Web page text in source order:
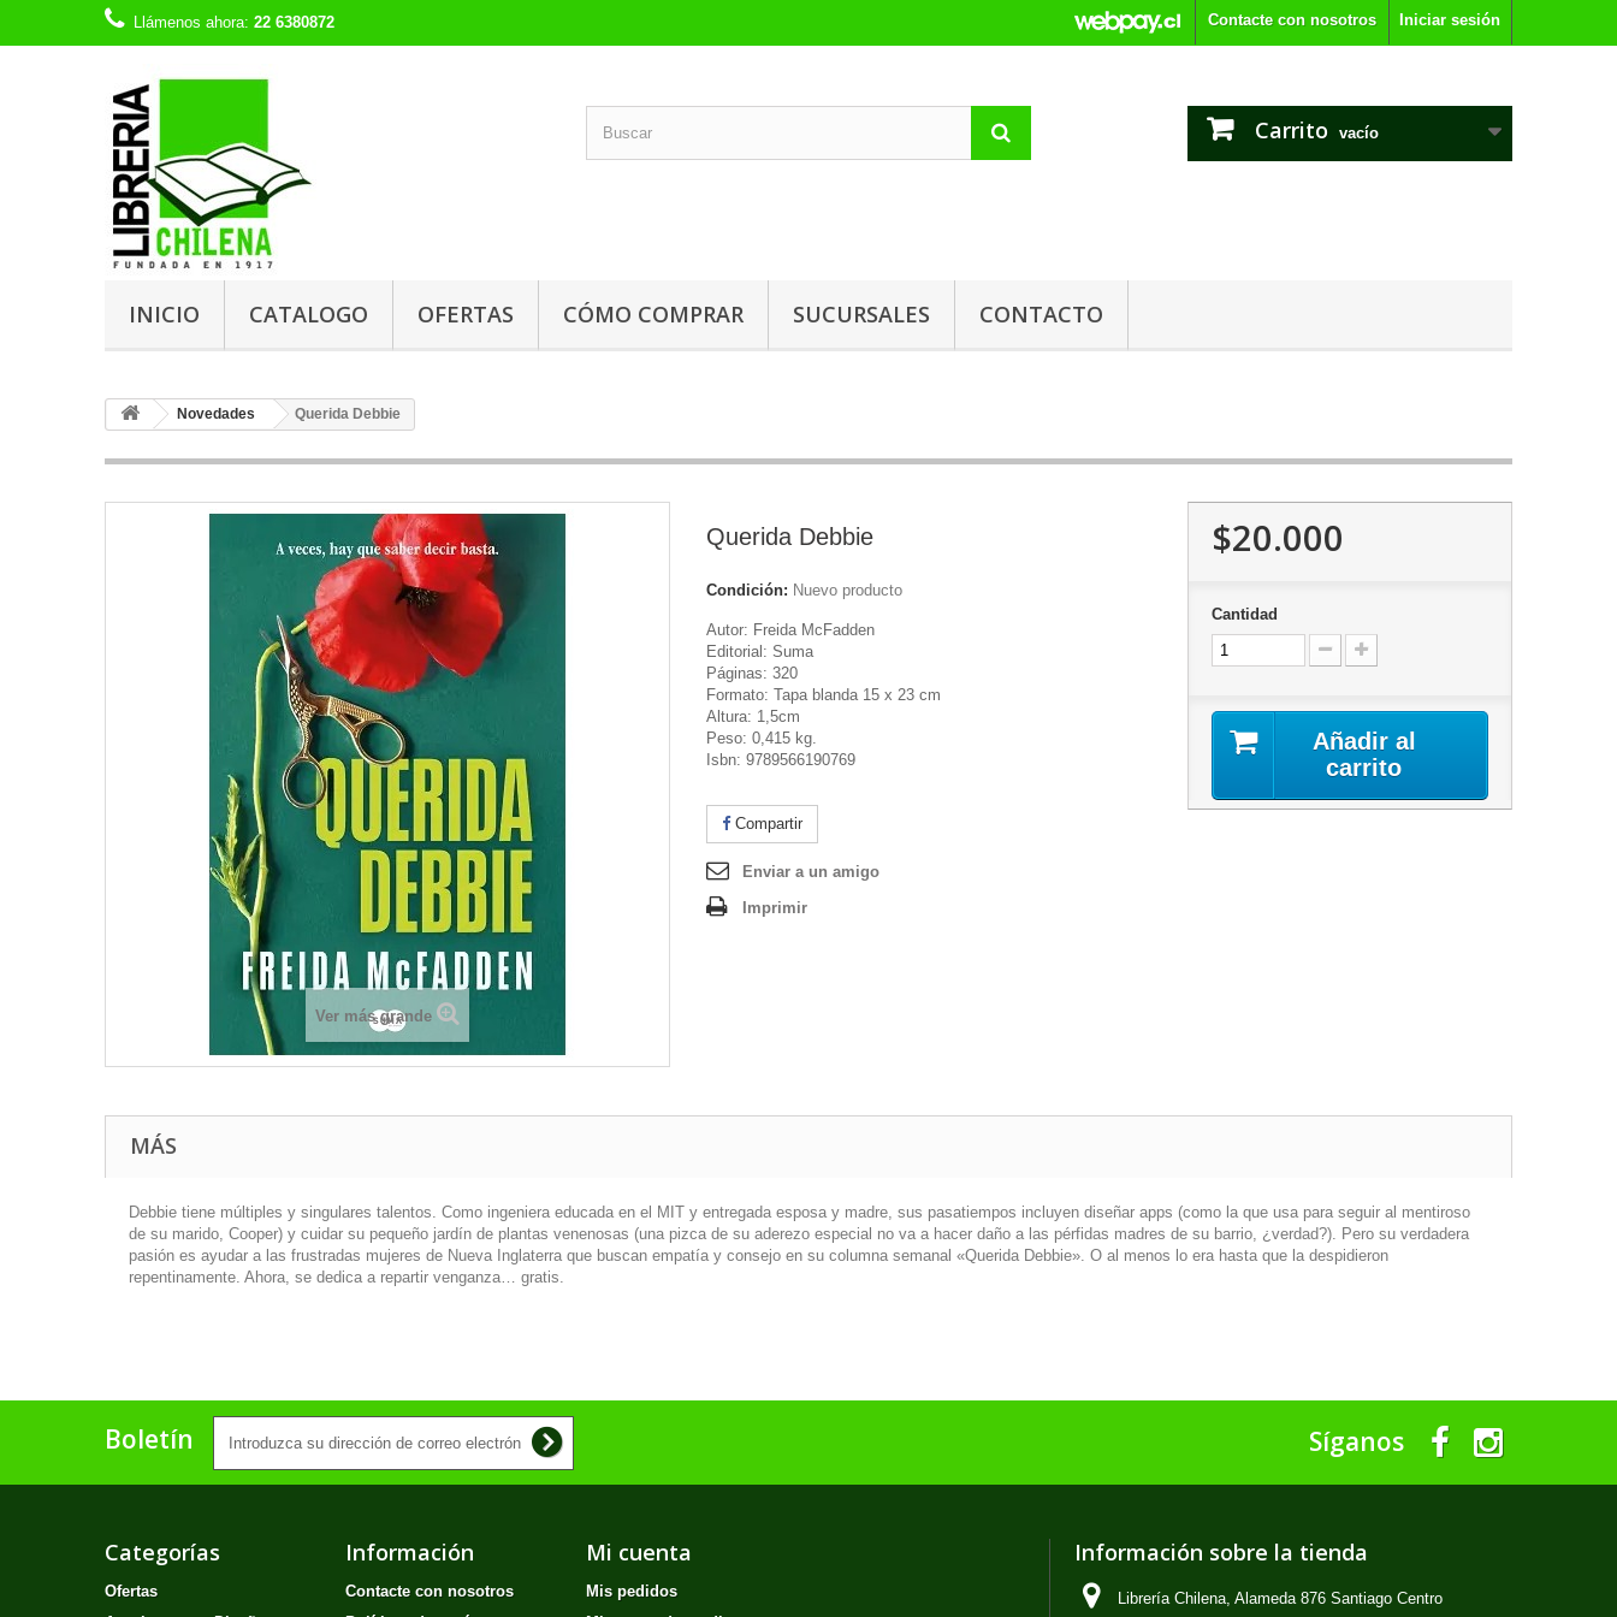
Iniciar sesión
Contacte con nosotros
Llámenos ahora: 22 6380872
Carrito vacío
INICIO CATALOGO OFERTAS CÓMO COMPRAR SUCURSALES CONTACTO
Novedades Querida Debbie
Ver más grande
Querida Debbie
Condición: Nuevo producto
Autor: Freida McFadden
Editorial: Suma
Páginas: 320
Formato: Tapa blanda 15 x 23 cm
Altura: 1,5cm
Peso: 0,415 kg.
Isbn: 9789566190769
Compartir
Enviar a un amigo
Imprimir
$20.000
Cantidad
Añadir al
carrito
MÁS
Debbie tiene múltiples y singulares talentos. Como ingeniera educada en el MIT y entregada esposa y madre, sus pasatiempos incluyen diseñar apps (como la que usa para seguir al mentiroso
de su marido, Cooper) y cuidar su pequeño jardín de plantas venenosas (una pizca de su aderezo especial no va a hacer daño a las pérfidas madres de su barrio, ¿verdad?). Pero su verdadera
pasión es ayudar a las frustradas mujeres de Nueva Inglaterra que buscan empatía y consejo en su columna semanal «Querida Debbie». O al menos lo era hasta que la despidieron
repentinamente. Ahora, se dedica a repartir venganza… gratis.
Boletín Síganos
Categorías
Ofertas
Información
Contacte con nosotros
Mi cuenta
Mis pedidos
Información sobre la tienda
Librería Chilena, Alameda 876 Santiago Centro